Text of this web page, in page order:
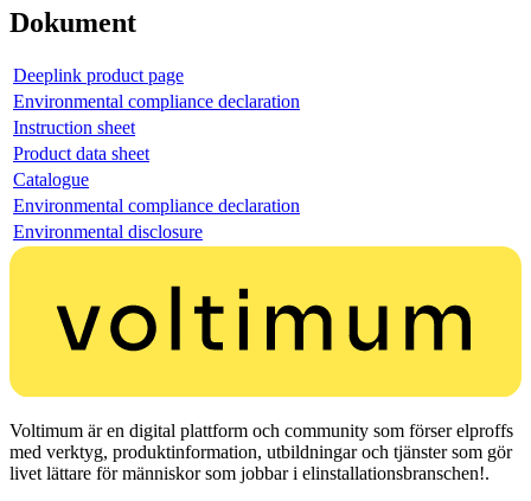
Dokument
Deeplink product page
Environmental compliance declaration
Instruction sheet
Product data sheet
Catalogue
Environmental compliance declaration
Environmental disclosure
Voltimum är en digital plattform och community som förser elproffs
med verktyg, produktinformation, utbildningar och tjänster som gör
livet lättare för människor som jobbar i elinstallationsbranschen!.